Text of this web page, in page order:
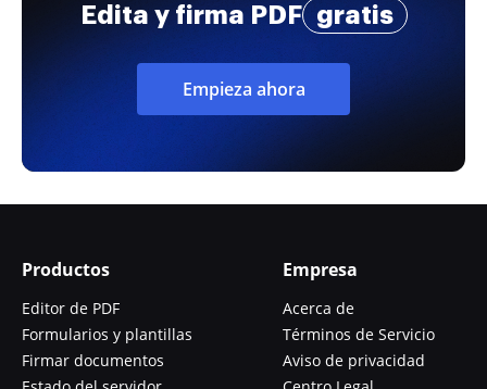
Edita y firma PDF gratis
Empieza ahora
Productos
Editor de PDF
Formularios y plantillas
Firmar documentos
Empresa
Acerca de
Términos de Servicio
Aviso de privacidad